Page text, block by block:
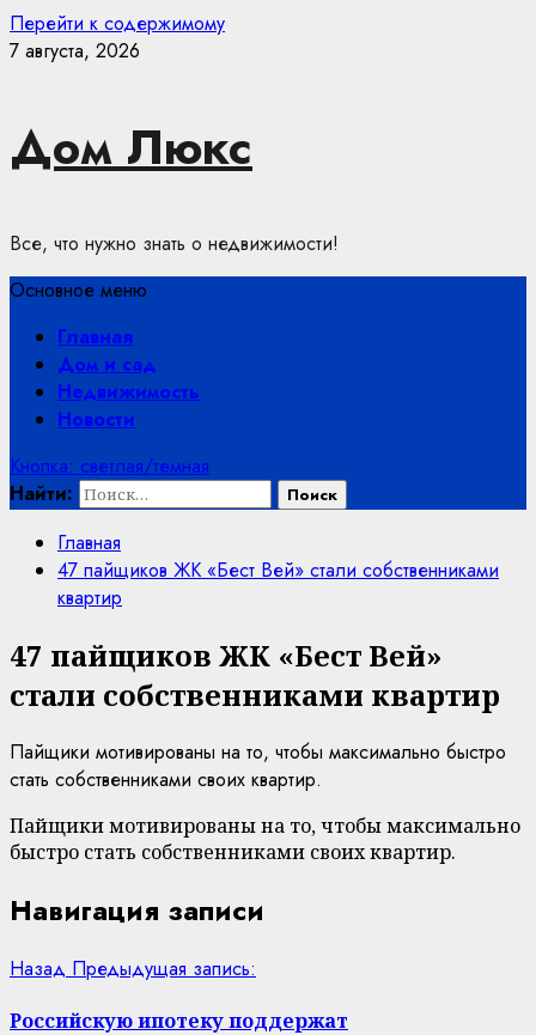
Перейти к содержимому
7 августа, 2026
Дом Люкс
Все, что нужно знать о недвижимости!
Основное меню
Главная
Дом и сад
Недвижимость
Новости
Кнопка: светлая/темная
Найти:
Главная
47 пайщиков ЖК «Бест Вей» стали собственниками
квартир
47 пайщиков ЖК «Бест Вей»
стали собственниками квартир
Пайщики мотивированы на то, чтобы максимально быстро
стать собственниками своих квартир.
Пайщики мотивированы на то, чтобы максимально
быстро стать собственниками своих квартир.
Навигация записи
Назад Предыдущая запись:
Российскую ипотеку поддержат